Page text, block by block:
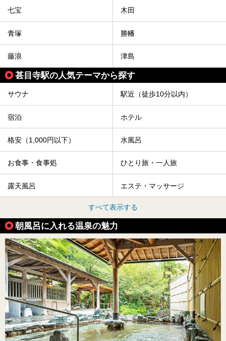
七宝 木田
青塚 勝幡
藤浪 津島
甚目寺駅の人気テーマから探す
サウナ 駅近（徒歩10分以内）
宿泊 ホテル
格安（1,000円以下） 水風呂
お食事・食事処 ひとり旅・一人旅
露天風呂 エステ・マッサージ
すべて表示する
朝風呂に入れる温泉の魅力